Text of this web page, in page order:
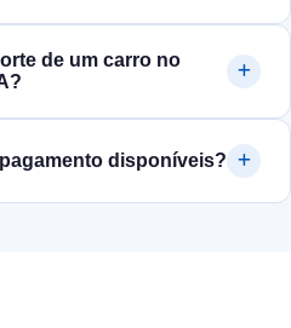
de um carro no
disponíveis?